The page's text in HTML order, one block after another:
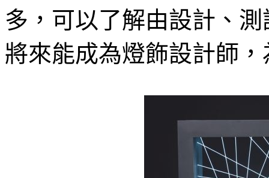
多，可以了解由設計、
將來能成為燈飾設計師